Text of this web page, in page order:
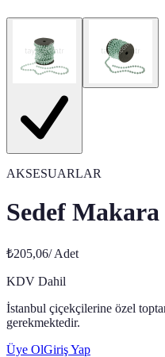
AKSESUARLAR
Sedef
₺205,06/Adet
KDV Dahil
İstanbul çiçekçilerine özel
gerekmektedir.
Üye OlGiriş Yap